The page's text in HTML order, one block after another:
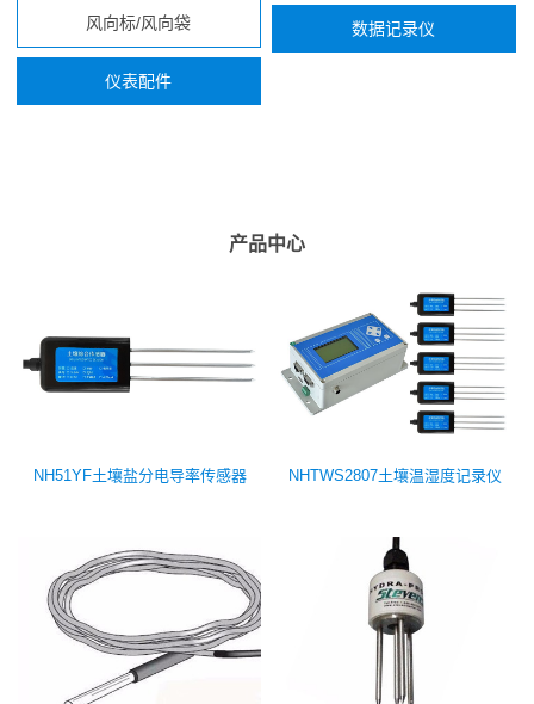
风向标/风向袋 数据记录仪
仪表配件
产品中心
NH51YF土壤盐分电导率传感器 NHTWS2807土壤温湿度记录仪